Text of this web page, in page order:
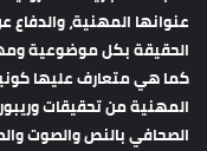
عنوانها المهنية، والدفاع
الحقيقة بكل موضوعية
كما هي متعارف عليها
المهنية من تحقيقات
الصحافي بالنص والصوت